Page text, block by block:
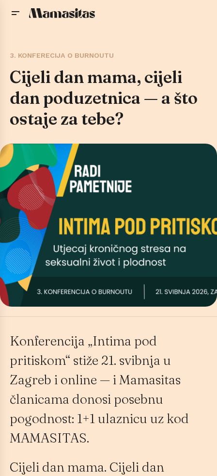
3. KONFERECIJA O BURNOUTU
Cijeli dan mama, cijeli
dan poduzetnica — a što
ostaje za tebe?
Konferencija „Intima pod
pritiskom“ stiže 21. svibnja u
Zagreb i online — i Mamasitas
članicama donosi posebnu
pogodnost: 1+1 ulaznicu uz kod
MAMASITAS.
Cijeli dan mama. Cijeli dan